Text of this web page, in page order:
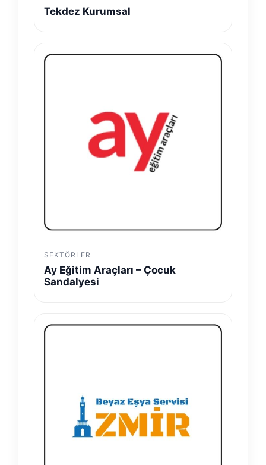
Tekdez Kurumsal
SEKTÖRLER
Ay Eğitim Araçları – Çocuk
Sandalyesi